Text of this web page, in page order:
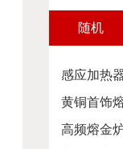
随机
感应加热
黄铜首饰
高频熔金